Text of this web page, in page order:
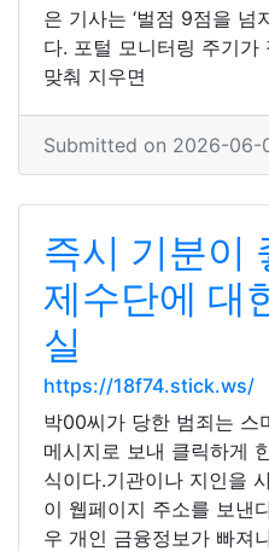
은 기사는 ‘벌점 9점을
다. 포털 모니터링 주기
맞춰 지우면
Submitted on 2026-06-
즉시 기분이
제수단에 대
실
https://18f74.stick.ws/
박00씨가 당한 범죄는 스
메시지로 보내 클릭하게
식이다.기관이나 지인을
이 웹페이지 주소를 보낸
우 개인 금융정보가 빠져